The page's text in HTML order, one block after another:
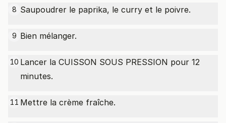
8 Saupoudrer le paprika, le curry et le poivre.
9 Bien mélanger.
10 Lancer la CUISSON SOUS PRESSION pour 12
minutes.
11 Mettre la crème fraîche.